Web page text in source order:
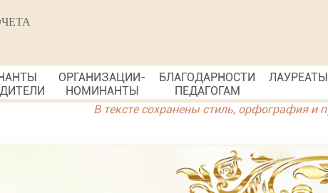
ОРГАНИЗАЦИИ-
НОМИНАНТЫ
БЛАГОДАРНОСТИ
ПЕДАГОГАМ
ЛАУРЕАТЫ
В тексте сохранены стиль, орфография и